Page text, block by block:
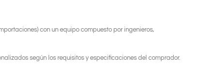
con un equipo compuesto por ingenieros,
según los requisitos y especificaciones del comprador.